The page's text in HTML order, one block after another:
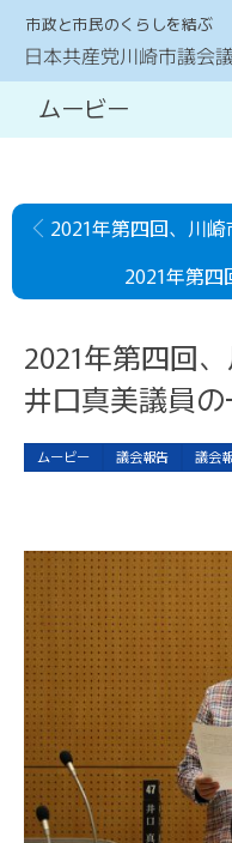
市政と市民のくらしを結ぶ
日本共産党川崎市議会
ムービー
2021年第四回
井口真美議員
ムービー 議会報告 議会